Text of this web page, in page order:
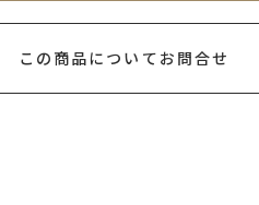
この商品についてお問合せ